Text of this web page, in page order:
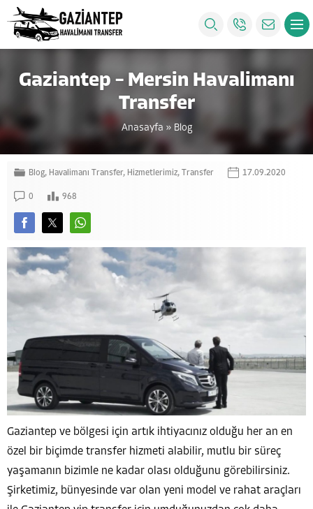
Gaziantep – Mersin Havalimanı
Transfer
Anasayfa » Blog
Blog, Havalimanı Transfer, Hizmetlerimiz, Transfer 17.09.2020
0 968
Gaziantep ve bölgesi için artık ihtiyacınız olduğu her an en
özel bir biçimde transfer hizmeti alabilir, mutlu bir süreç
yaşamanın bizimle ne kadar olası olduğunu görebilirsiniz.
Şirketimiz, bünyesinde var olan yeni model ve rahat araçları